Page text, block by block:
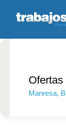
Manresa,